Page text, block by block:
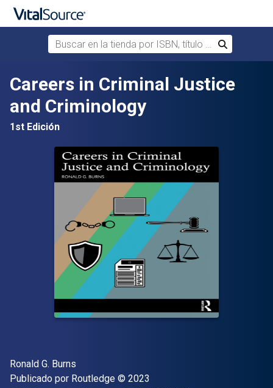
Saltar al contenido principal
Buscar en la tienda por ISBN, título o autor
Buscar
Careers in Criminal Justice
and Criminology
1st Edición
Autor(es)
Ronald G. Burns
Editor
Publicado por Routledge Copyright
© 2023